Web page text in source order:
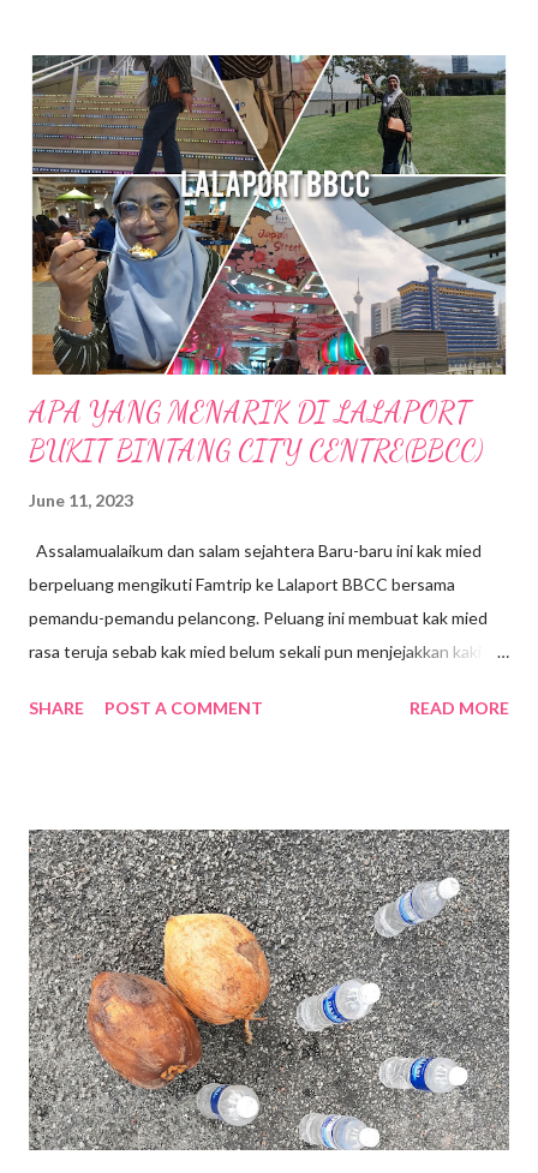
kabin pertama di Batu Kurau. Berhampiran Gunung Sempeneh ,
sungai dan hutan sudah tentu menjanjikan penginapan yang
nyaman dan dekat dengan alam semulajadi . Ketika k.mied tiba di
Sempeneh Riverfront, hujan turun dengan lebat sekali, sungai
berhampiran chalet yang tadinya tenang kini di melimpah dengan
air dari bukit. Bila air semakin deras kedengaran siren amaran di
bunyikan untuk memberi amaran pada pengunjung supaya j...
APA YANG MENARIK DI LALAPORT
BUKIT BINTANG CITY CENTRE(BBCC)
June 11, 2023
Assalamualaikum dan salam sejahtera Baru-baru ini kak mied
berpeluang mengikuti Famtrip ke Lalaport BBCC bersama
pemandu-pemandu pelancong. Peluang ini membuat kak mied
rasa teruja sebab kak mied belum sekali pun menjejakkan kaki ke
Terletak di tengah-tengah Bandar, kawasan Bukit Bintang.
masuk atau pintu gerbang Penjara Pudu masih dikekalkan
sebagai tinggalan sejarah lalu. Mall ini mengenengahkan konsep
" Modern Simplicity" yang sinonim dengan tradisi Jepun dengan
gabungan fasiliti komersial, pejabat , kediaman, hotel dan lain-
lain. Merupakan fasiliti luar negara yang pertama di Asia
Tenggara oleh Mitsui Fudosan Co. Ltd.(Mitsui Fudosan) .
Terdapat 400 kedai untuk penyewaaan di Mall ini, serta
penampilan kedai-keda...
SHARE POST A COMMENT READ MORE